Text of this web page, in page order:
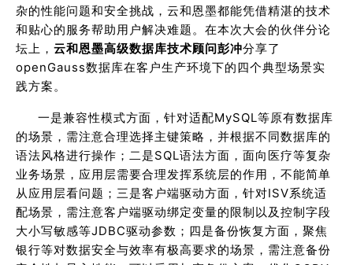
杂的性能问题和安全挑战，云和恩墨都能凭借精湛的技术
和贴心的服务帮助用户解决难题。在本次大会的伙伴分论
坛上， 云和恩墨高级数据库技术顾问彭冲分享了
openGauss数据库在客户生产环境下的四个典型场景实
践方案。
一是兼容性模式方面，针对适配MySQL等原有数据库
的场景，需注意合理选择主键策略，并根据不同数据库的
语法风格进行操作；二是SQL语法方面，面向医疗等复杂
业务场景，应用层需要合理发挥系统层的作用，不能简单
从应用层看问题；三是客户端驱动方面，针对ISV系统适
配场景，需注意客户端驱动绑定变量的限制以及控制字段
大小写敏感等JDBC驱动参数；四是备份恢复方面，聚焦
银行等对数据安全与效率有极高要求的场景，需注意备份